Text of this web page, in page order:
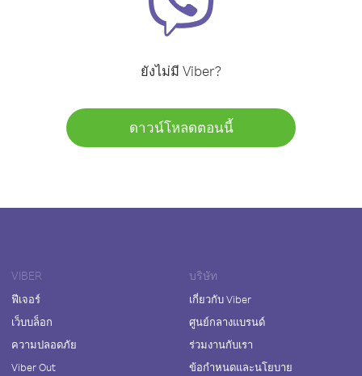
ยังไม่มี Viber?
ดาวน์โหลดตอนนี้
VIBER
ฟีเจอร์
เว็บบล็อก
ความปลอดภัย
Viber Out
บริษัท
เกี่ยวกับ Viber
ศูนย์กลางแบรนด์
ร่วมงานกับเรา
ข้อกำหนดและนโยบาย